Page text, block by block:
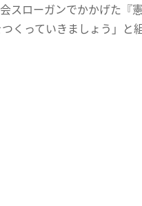
スローガンでかかげた『
っていきましょう」と